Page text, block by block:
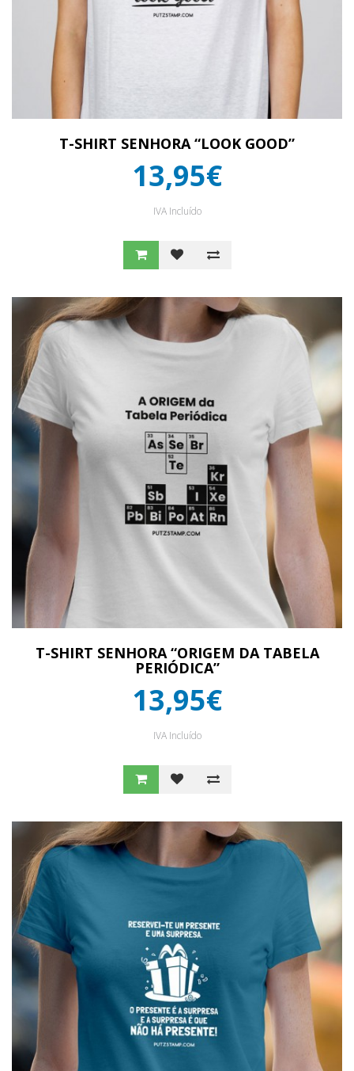
T-SHIRT SENHORA “LOOK GOOD”
13,95€
IVA Incluído
T-SHIRT SENHORA “ORIGEM DA TABELA
PERIÓDICA”
13,95€
IVA Incluído